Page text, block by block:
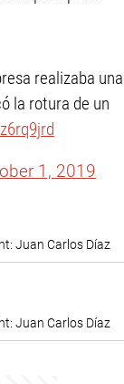
realizaba una
la rotura de un
1, 2019
Juan Carlos Díaz
Juan Carlos Díaz